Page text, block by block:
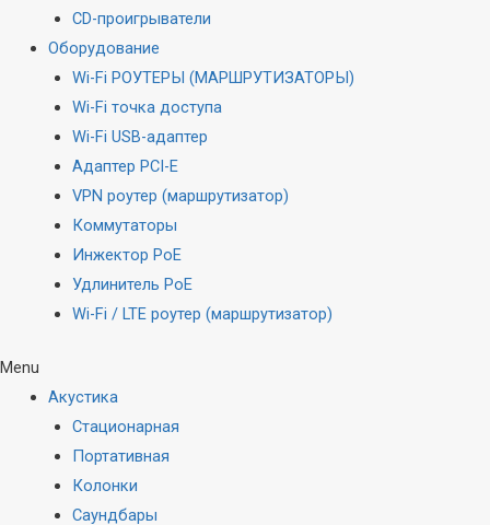
CD-проигрыватели
Оборудование
Wi-Fi РОУТЕРЫ (МАРШРУТИЗАТОРЫ)
Wi-Fi точка доступа
Wi-Fi USB-адаптер
Адаптер PCI-E
VPN роутер (маршрутизатор)
Коммутаторы
Инжектор PoE
Удлинитель PoE
Wi-Fi / LTE роутер (маршрутизатор)
Menu
Акустика
Стационарная
Портативная
Колонки
Саундбары